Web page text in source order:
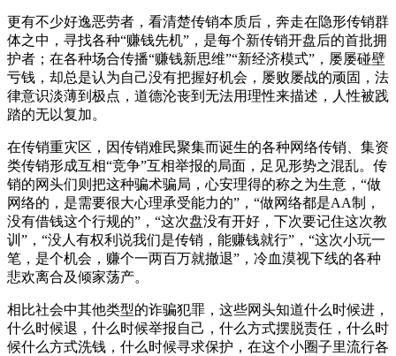
更有不少好逸恶劳者，看清楚传销本质后，奔走在隐形传销群
体之中，寻找各种“赚钱先机”，是每个新传销开盘后的首批拥
护者；在各种场合传播“赚钱新思维”“新经济模式”，屡屡碰壁
亏钱，却总是认为自己没有把握好机会，屡败屡战的顽固，法
律意识淡薄到极点，道德沦丧到无法用理性来描述，人性被践
踏的无以复加。
在传销重灾区，因传销难民聚集而诞生的各种网络传销、集资
类传销形成互相“竞争”互相举报的局面，足见形势之混乱。传
销的网头们则把这种骗术骗局，心安理得的称之为生意，“做
网络的，是需要很大心理承受能力的”，“做网络都是AA制，
没有借钱这个行规的”，“这次盘没有开好，下次要记住这次教
训”，“没人有权利说我们是传销，能赚钱就行”，“这次小玩一
笔，是个机会，赚个一两百万就撤退”，冷血漠视下线的各种
悲欢离合及倾家荡产。
相比社会中其他类型的诈骗犯罪，这些网头知道什么时候进，
什么时候退，什么时候举报自己，什么方式摆脱责任，什么时
候什么方式洗钱，什么时候寻求保护，在这个小圈子里流行各